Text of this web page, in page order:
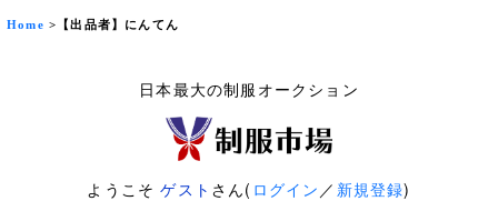
Home >【出品者】にんてん
日本最大の制服オークション
ようこそゲスト さん( ログイン ／ 新規登録)